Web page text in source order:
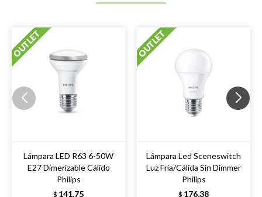
Lámpara LED R63 6-50W
E27 Dimerizable Cálido
Philips
$ 141,75
Lámpara Led Sceneswitch
Luz Fría/Cálida Sin Dimmer
Philips
$ 176,38